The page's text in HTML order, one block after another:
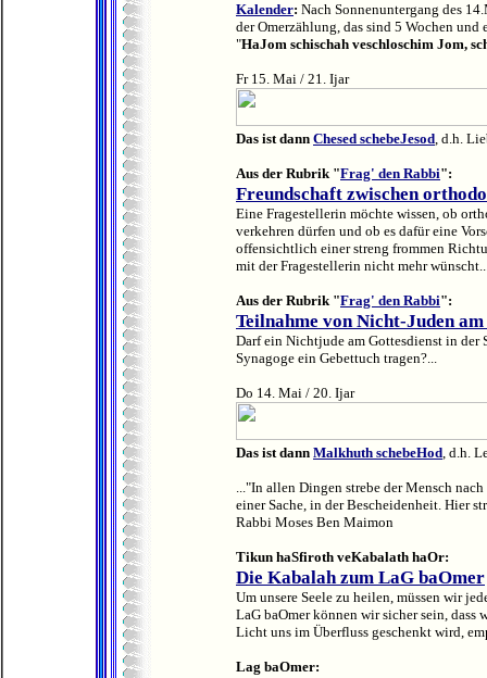
Kalender: Nach Sonnenuntergang des
der Omerzählung, das sind 5 Wochen und
"HaJom schischah veschloschim Jom,
Fr 15. Mai / 21. Ijar
Das ist dann Chesed schebeJesod, d.h.
Aus der Rubrik "Frag' den Rabbi":
Freundschaft zwischen
Eine Fragestellerin möchte wissen, ob
verkehren dürfen und ob es dafür eine
offensichtlich einer streng frommen
mit der Fragestellerin nicht mehr
Aus der Rubrik "Frag' den Rabbi":
Teilnahme von Nicht-Juden am
Darf ein Nichtjude am Gottesdienst in
Synagoge ein Gebettuch tragen?...
Do 14. Mai / 20. Ijar
Das ist dann Malkhuth schebeHod, d.h.
..."In allen Dingen strebe der Mensch
einer Sache, in der Bescheidenheit. Hier
Rabbi Moses Ben Maimon
Tikun haSfiroth veKabalath haOr:
Die Kabalah zum LaG baOmer
Um unsere Seele zu heilen, müssen wir
LaG baOmer können wir sicher sein,
Licht uns im Überfluss geschenkt wird,
Lag baOmer: